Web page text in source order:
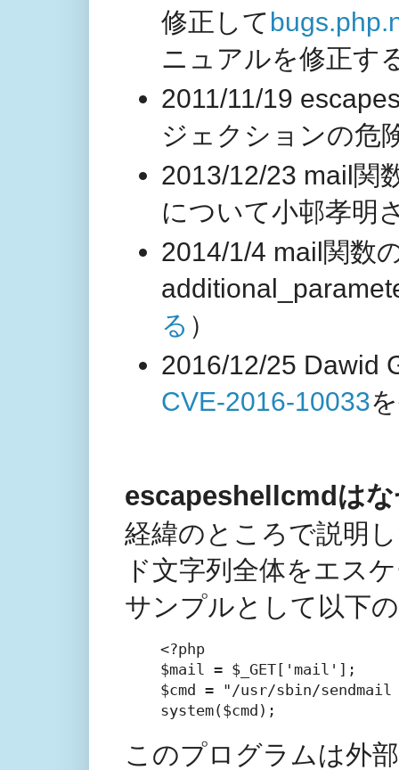
修正して
ニュアルを修正す
2011/11/19
ジェクションの危
2013/12/23 mail関
について小邨孝明
2014/1/4 mail関数
る ）
2016/12/25 Dawid
CVE-2016-10033
escapeshellcmdは
経緯のところで説明
ド文字列全体をエス
サンプルとして以下
<?php
$mail = $_GET['mail'];
$cmd = "/usr/sbin/
system($cmd);
このプログラムは外